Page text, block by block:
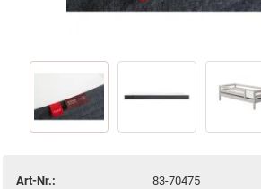
Art-Nr.:
83-70475